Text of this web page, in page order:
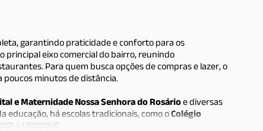
garantindo praticidade e conforto para os
principal eixo comercial do bairro, reunindo
Para quem busca opções de compras e lazer, o
poucos minutos de distância.
e Maternidade Nossa Senhora do Rosárioe diversas
educação, há escolas tradicionais, como oColégio
UNINOVE